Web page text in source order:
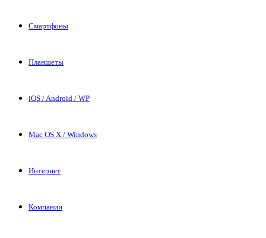
Смартфоны
Планшеты
iOS / Android / WP
Mac OS X / Windows
Интернет
Компании